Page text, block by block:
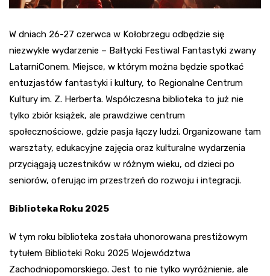
W dniach 26-27 czerwca w Kołobrzegu odbędzie się
niezwykłe wydarzenie – Bałtycki Festiwal Fantastyki zwany
LatarniConem. Miejsce, w którym można będzie spotkać
entuzjastów fantastyki i kultury, to Regionalne Centrum
Kultury im. Z. Herberta. Współczesna biblioteka to już nie
tylko zbiór książek, ale prawdziwe centrum
społecznościowe, gdzie pasja łączy ludzi. Organizowane tam
warsztaty, edukacyjne zajęcia oraz kulturalne wydarzenia
przyciągają uczestników w różnym wieku, od dzieci po
seniorów, oferując im przestrzeń do rozwoju i integracji.
Biblioteka Roku 2025
W tym roku biblioteka została uhonorowana prestiżowym
tytułem Biblioteki Roku 2025 Województwa
Zachodniopomorskiego. Jest to nie tylko wyróżnienie, ale